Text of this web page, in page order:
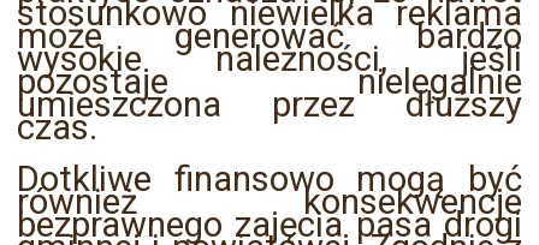
stosunkowo niewielka reklama
może generować bardzo
wysokie należności, jeśli
pozostaje nielegalnie
umieszczona przez dłuższy
czas.
Dotkliwe finansowo mogą być
również konsekwencje
bezprawnego zajęcia pasa drogi